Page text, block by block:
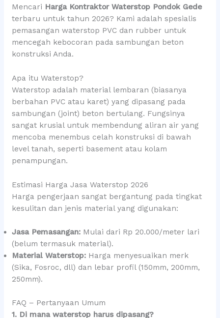
Mencari Harga Kontraktor Waterstop Pondok Gede
terbaru untuk tahun 2026? Kami adalah spesialis
pemasangan waterstop PVC dan rubber untuk
mencegah kebocoran pada sambungan beton
konstruksi Anda.
Apa itu Waterstop?
Waterstop adalah material lembaran (biasanya
berbahan PVC atau karet) yang dipasang pada
sambungan (joint) beton bertulang. Fungsinya
sangat krusial untuk membendung aliran air yang
mencoba menembus celah konstruksi di bawah
level tanah, seperti basement atau kolam
penampungan.
Estimasi Harga Jasa Waterstop 2026
Harga pengerjaan sangat bergantung pada tingkat
kesulitan dan jenis material yang digunakan:
Jasa Pemasangan:Mulai dari Rp 20.000/meter lari
(belum termasuk material).
Material Waterstop:Harga menyesuaikan merk
(Sika, Fosroc, dll) dan lebar profil (150mm, 200mm,
250mm).
FAQ – Pertanyaan Umum
1. Di mana waterstop harus dipasang?